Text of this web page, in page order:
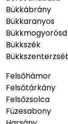
Bükkábrány
Bükkaranyos
Bükkmogyorósd
Bükkszék
Felsőhámor
Felsőtárkány
Felsőzsolca
Füzesabony